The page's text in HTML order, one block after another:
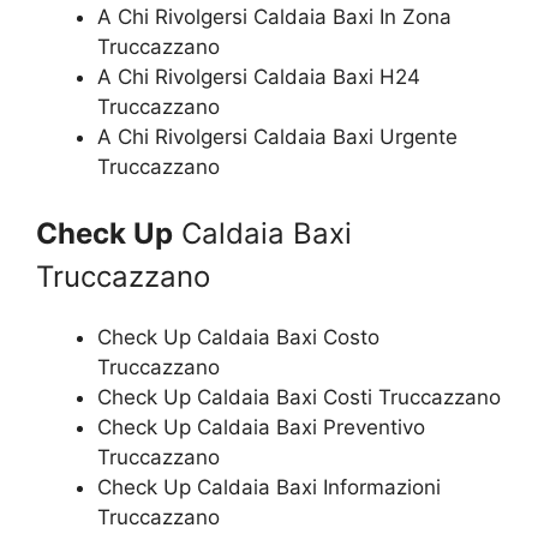
A Chi Rivolgersi Caldaia Baxi In Zona
Truccazzano
A Chi Rivolgersi Caldaia Baxi H24
Truccazzano
A Chi Rivolgersi Caldaia Baxi Urgente
Truccazzano
Check Up Caldaia Baxi
Truccazzano
Check Up Caldaia Baxi Costo
Truccazzano
Check Up Caldaia Baxi Costi Truccazzano
Check Up Caldaia Baxi Preventivo
Truccazzano
Check Up Caldaia Baxi Informazioni
Truccazzano